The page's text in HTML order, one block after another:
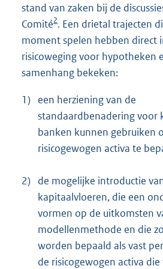
stand van zaken bij de
Comité2. Een drietal trajecten
moment spelen hebben direct
risicoweging voor hypotheken
samenhang bekeken:
1) een herziening van de
standaardbenadering voor
banken kunnen gebruiken
risicogewogen activa te
2) de mogelijke introductie
kapitaalvloeren, die een
vormen op de uitkomsten
modellenmethode en die
worden bepaald als vast
de risicogewogen activa